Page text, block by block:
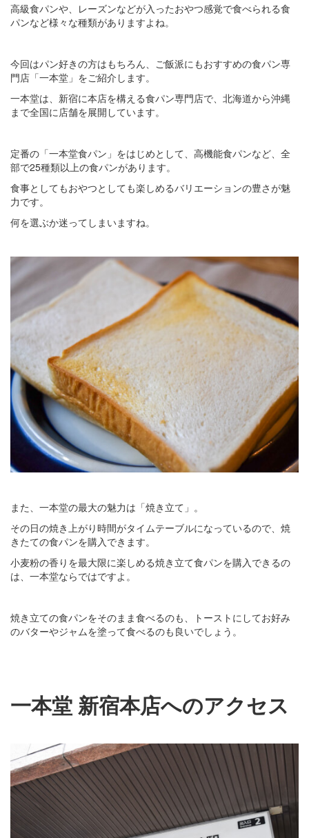
高級食パンや、レーズンなどが入ったおやつ感覚で食べられる食
パンなど様々な種類がありますよね。
今回はパン好きの方はもちろん、ご飯派にもおすすめの食パン専
門店「一本堂」をご紹介します。
一本堂は、新宿に本店を構える食パン専門店で、北海道から沖縄
まで全国に店舗を展開しています。
定番の「一本堂食パン」をはじめとして、高機能食パンなど、全
部で25種類以上の食パンがあります。
食事としてもおやつとしても楽しめるバリエーションの豊さが魅
力です。
何を選ぶか迷ってしまいますね。
また、一本堂の最大の魅力は「焼き立て」。
その日の焼き上がり時間がタイムテーブルになっているので、焼
きたての食パンを購入できます。
小麦粉の香りを最大限に楽しめる焼き立て食パンを購入できるの
は、一本堂ならではですよ。
焼き立ての食パンをそのまま食べるのも、トーストにしてお好み
のバターやジャムを塗って食べるのも良いでしょう。
一本堂 新宿本店へのアクセス